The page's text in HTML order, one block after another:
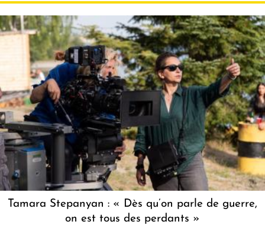
Tamara Stepanyan : « Dès qu’on parle de guerre,
on est tous des perdants »